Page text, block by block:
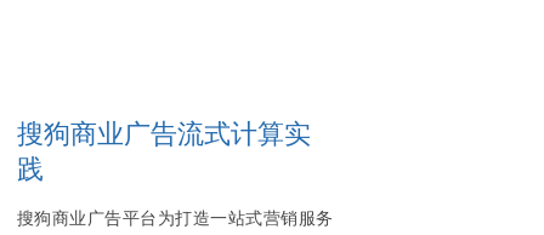
搜狗商业广告流式计算实
践
搜狗商业广告平台为打造一站式营销服务